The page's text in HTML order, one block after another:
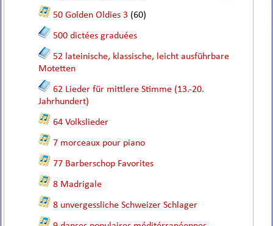
50 Golden Oldies 3 (60)
500 dictées graduées
52 lateinische, klassische, leicht ausführbare
Motetten
62 Lieder für mittlere Stimme (13.-20.
Jahrhundert)
64 Volkslieder
7 morceaux pour piano
77 Barberschop Favorites
8 Madrigale
8 unvergessliche Schweizer Schlager